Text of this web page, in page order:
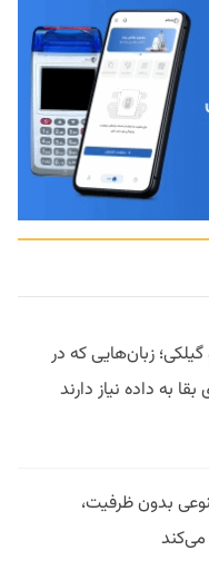
زبان‌هایی که در
به داده نیاز دارند
بدون ظرفیت،